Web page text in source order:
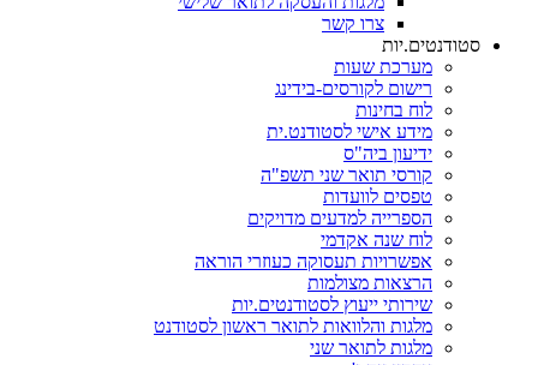
צרו קשר
סטודנטים.יות
מערכת שעות
רישום לקורסים-בידינג
לוח בחינות
מידע אישי לסטודנט.ית
ידיעון ביה"ס
קורסי תואר שני תשפ"ה
טפסים לוועדות
הספרייה למדעים מדויקים
לוח שנה אקדמי
אפשרויות תעסוקה כעוזרי הוראה
הרצאות מצולמות
שירותי ייעוץ לסטודנטים.יות
מלגות והלוואות לתואר ראשון לסטודנט
מלגות לתואר שני